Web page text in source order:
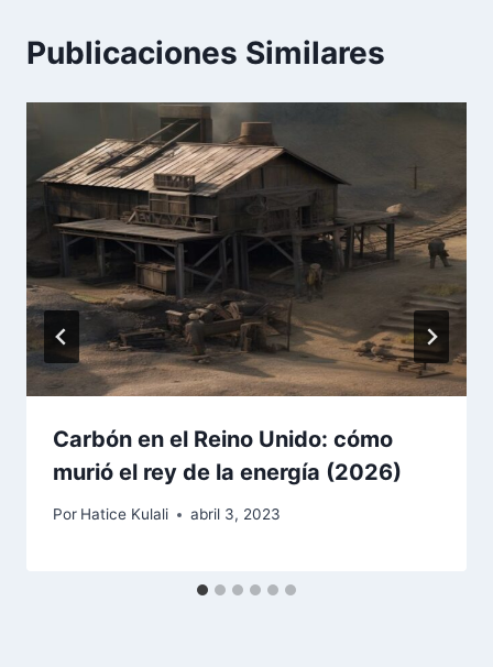
Publicaciones Similares
Carbón en el Reino Unido: cómo
murió el rey de la energía (2026)
Por Hatice Kulali abril 3, 2023